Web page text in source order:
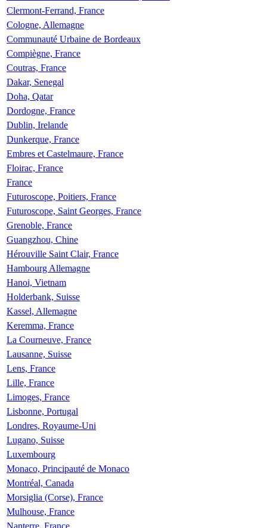
Clermont-Ferrand, France
Cologne, Allemagne
Communauté Urbaine de Bordeaux
Compiègne, France
Coutras, France
Dakar, Senegal
Doha, Qatar
Dordogne, France
Dublin, Irelande
Dunkerque, France
Embres et Castelmaure, France
Floirac, France
France
Futuroscope, Poitiers, France
Futuroscope, Saint Georges, France
Grenoble, France
Guangzhou, Chine
Hérouville Saint Clair, France
Hambourg Allemagne
Hanoi, Vietnam
Holderbank, Suisse
Kassel, Allemagne
Keremma, France
La Courneuve, France
Lausanne, Suisse
Lens, France
Lille, France
Limoges, France
Lisbonne, Portugal
Londres, Royaume-Uni
Lugano, Suisse
Luxembourg
Monaco, Principauté de Monaco
Montréal, Canada
Morsiglia (Corse), France
Mulhouse, France
Nanterre, France